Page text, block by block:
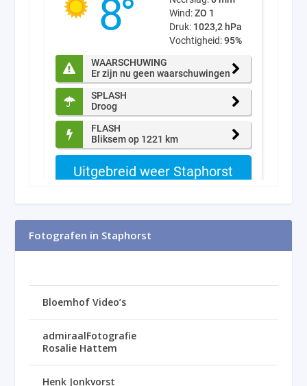
Fotografen in Staphorst
Bloemhof Video’s
admiraalFotografie
Rosalie Hattem
Henk Jonkvorst